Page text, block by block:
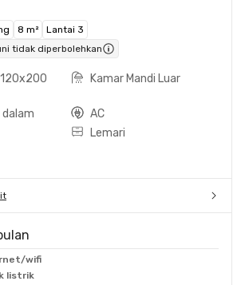
8 m²
Lantai 3
tidak diperbolehkan
120x200
Kamar Mandi Luar
AC
Lemari
wifi
listrik